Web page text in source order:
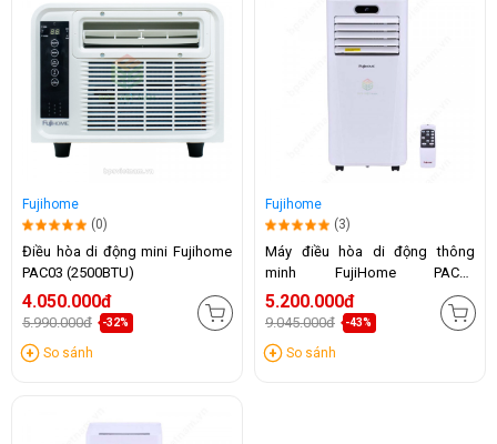
Fujihome
(0)
Điều hòa di động mini Fujihome
PAC03 (2500BTU)
4.050.000đ
5.990.000đ -32%
So sánh
Fujihome
(3)
Máy điều hòa di động thông
minh FujiHome PAC09
(9000BTU)
5.200.000đ
9.045.000đ -43%
So sánh